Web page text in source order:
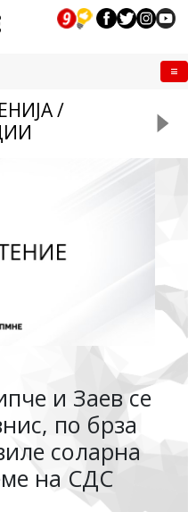
/
и Заев се
по брза
соларна
на СДС